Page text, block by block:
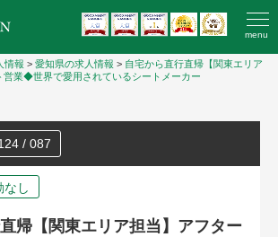
menu
情報 > 愛知県の求人情報 > 自宅から直行直帰【関東エリア
営業◆世界で愛用されているシートメーカー
/ 087
なし
帰【関東エリア担当】アフター